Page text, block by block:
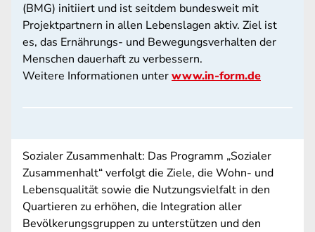
(BMG) initiiert und ist seitdem bundesweit mit
Projektpartnern in allen Lebenslagen aktiv. Ziel ist
es, das Ernährungs- und Bewegungsverhalten der
Menschen dauerhaft zu verbessern.
Weitere Informationen unterwww.in-form.de
Sozialer Zusammenhalt: Das Programm „Sozialer
Zusammenhalt“ verfolgt die Ziele, die Wohn- und
Lebensqualität sowie die Nutzungsvielfalt in den
Quartieren zu erhöhen, die Integration aller
Bevölkerungsgruppen zu unterstützen und den